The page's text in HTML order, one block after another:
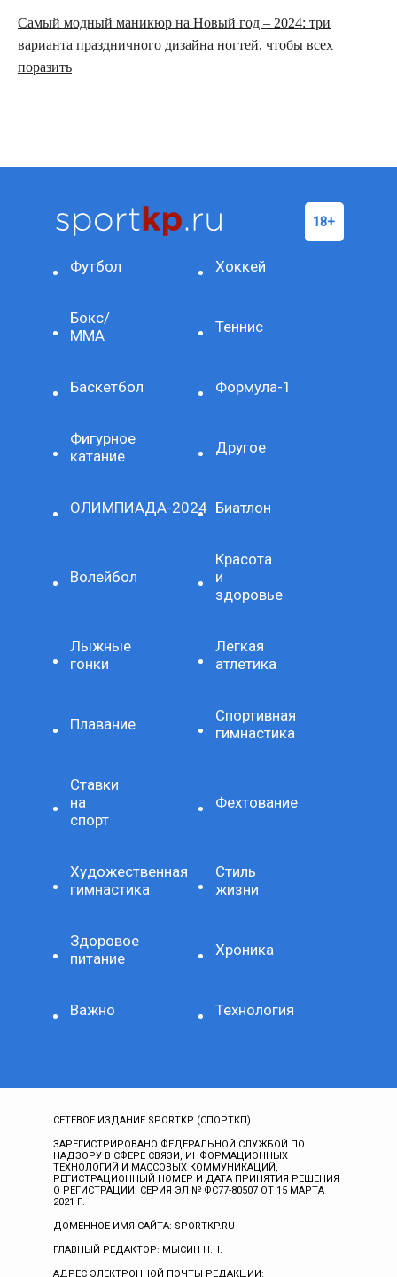
Самый модный маникюр на Новый год – 2024: три
варианта праздничного дизайна ногтей, чтобы всех
поразить
Футбол Хоккей
Бокс/
ММА
Теннис
Баскетбол Формула-1
Фигурное
катание
Другое
ОЛИМПИАДА-2024 Биатлон
Волейбол
Красота
и
здоровье
Лыжные
гонки
Легкая
атлетика
Плавание
Спортивная
гимнастика
Ставки
на
спорт
Фехтование
Художественная
гимнастика
Стиль
жизни
Здоровое
питание
Хроника
Важно Технология
СЕТЕВОЕ ИЗДАНИЕ SPORTKP (СПОРТКП)
ЗАРЕГИСТРИРОВАНО ФЕДЕРАЛЬНОЙ СЛУЖБОЙ ПО
НАДЗОРУ В СФЕРЕ СВЯЗИ, ИНФОРМАЦИОННЫХ
ТЕХНОЛОГИЙ И МАССОВЫХ КОММУНИКАЦИЙ,
РЕГИСТРАЦИОННЫЙ НОМЕР И ДАТА ПРИНЯТИЯ РЕШЕНИЯ
О РЕГИСТРАЦИИ: СЕРИЯ ЭЛ № ФС77-80507 ОТ 15 МАРТА
2021 Г.
ДОМЕННОЕ ИМЯ САЙТА: SPORTKP.RU
ГЛАВНЫЙ РЕДАКТОР: МЫСИН Н.Н.
АДРЕС ЭЛЕКТРОННОЙ ПОЧТЫ РЕДАКЦИИ: